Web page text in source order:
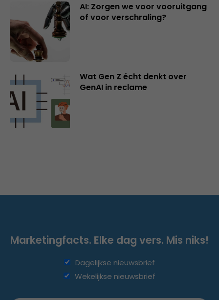
AI: Zorgen we voor vooruitgang
of voor verschraling?
Wat Gen Z écht denkt over
GenAI in reclame
Marketingfacts. Elke dag vers. Mis niks!
Dagelijkse nieuwsbrief
Wekelijkse nieuwsbrief